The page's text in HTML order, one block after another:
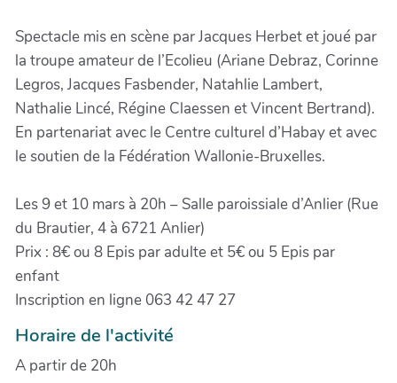
Spectacle mis en scène par Jacques Herbet et joué par
la troupe amateur de l’Ecolieu (Ariane Debraz, Corinne
Legros, Jacques Fasbender, Natahlie Lambert,
Nathalie Lincé, Régine Claessen et Vincent Bertrand).
En partenariat avec le Centre culturel d’Habay et avec
le soutien de la Fédération Wallonie-Bruxelles.
Les 9 et 10 mars à 20h – Salle paroissiale d’Anlier (Rue
du Brautier, 4 à 6721 Anlier)
Prix : 8€ ou 8 Epis par adulte et 5€ ou 5 Epis par
enfant
Inscription en ligne 063 42 47 27
Horaire de l'activité
A partir de 20h